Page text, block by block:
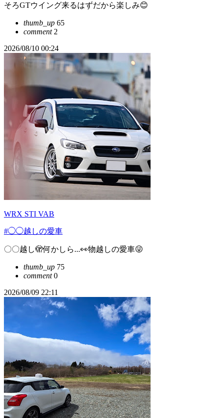
そろGTウイング来るはずだから楽しみ😊
thumb_up 65
comment2
2026/08/10 00:24
WRX STI VAB
#◯◯越しの愛車
〇〇越し🫣何かしら...👀物越しの愛車😜
thumb_up 75
comment0
2026/08/09 22:11